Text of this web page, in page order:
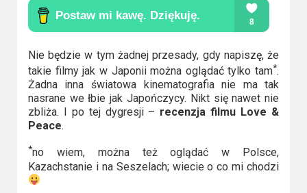
Filmy
oparte
na
faktach
Thrillery
Streaming
Amazon
Prime
Nie będzie w tym żadnej przesady, gdy napiszę, że
takie filmy jak w Japonii można oglądać tylko tam*.
Żadna inna światowa kinematografia nie ma tak
nasrane we łbie jak Japończycy. Nikt się nawet nie
zbliża. I po tej dygresji – recenzja filmu Love &
Peace.
*no wiem, można też oglądać w Polsce,
Kazachstanie i na Seszelach; wiecie o co mi chodzi